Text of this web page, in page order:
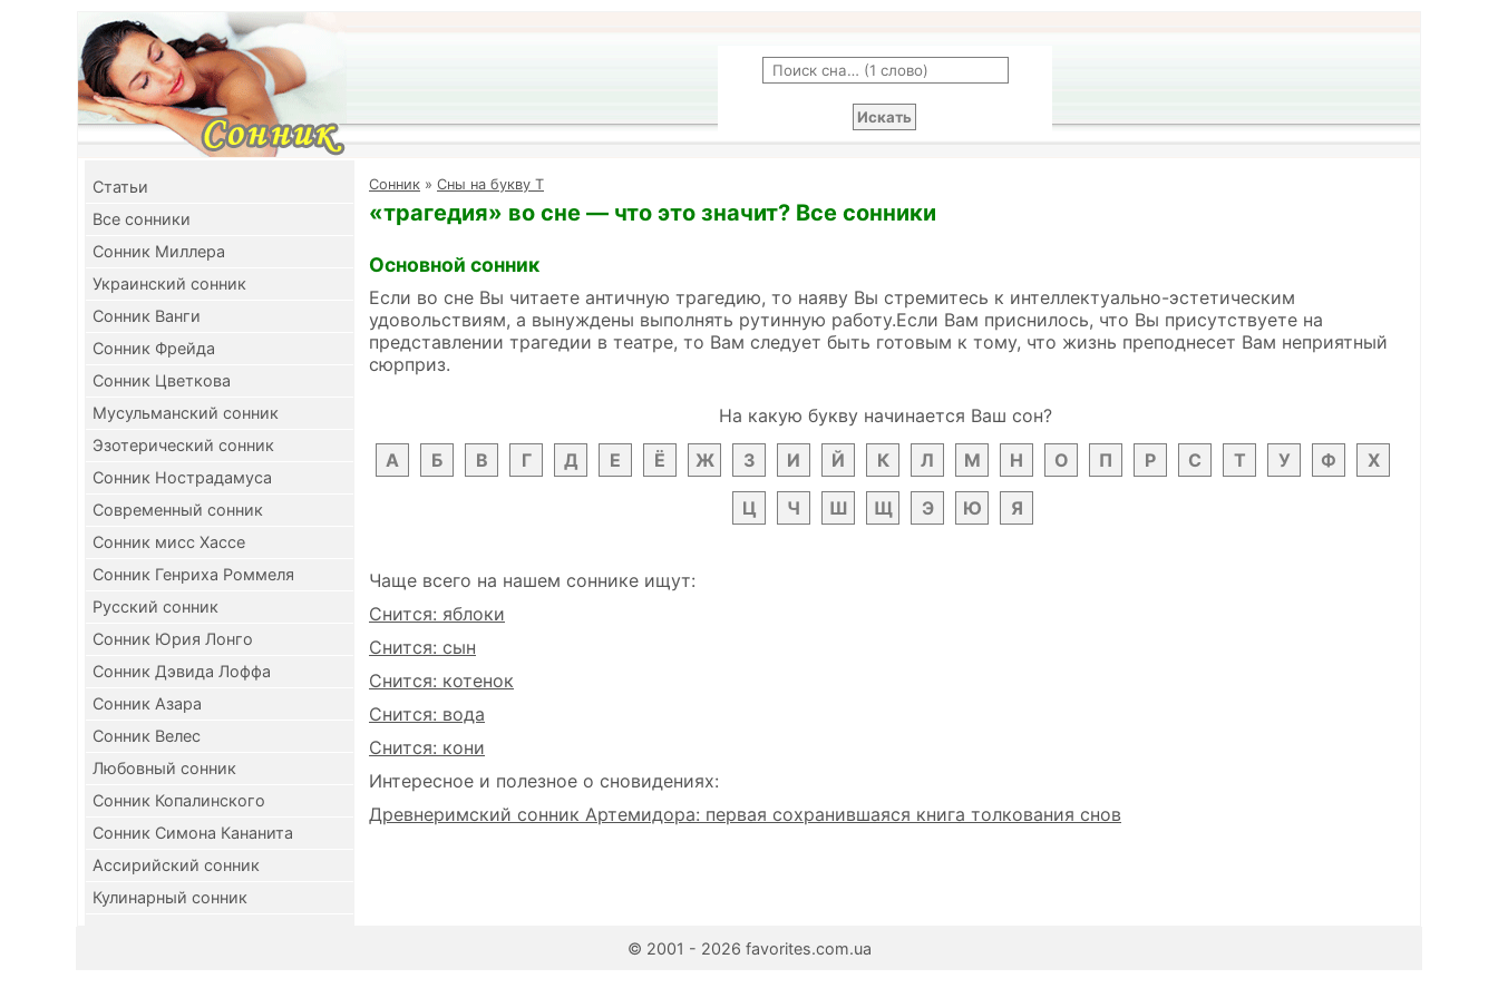
Cтатьи
Все сонники
Сонник Миллера
Украинский сонник
Сонник Ванги
Сонник Фрейда
Сонник Цветкова
Мусульманский сонник
Эзотерический сонник
Сонник Нострадамуса
Современный сонник
Сонник мисс Хассе
Сонник Генриха Роммеля
Русский сонник
Сонник Юрия Лонго
Сонник Дэвида Лоффа
Сонник Азара
Сонник Велес
Любовный сонник
Сонник Копалинского
Сонник Симона Кананита
Ассирийский сонник
Кулинарный сонник
Cонник » Сны на букву Т
«трагедия» во сне — что это значит? Все сонники
Основной сонник
Если во сне Вы читаете античную трагедию, то наяву Вы стремитесь к интеллектуально-эстетическим
удовольствиям, а вынуждены выполнять рутинную работу.Если Вам приснилось, что Вы присутствуете на
представлении трагедии в театре, то Вам следует быть готовым к тому, что жизнь преподнесет Вам неприятный
сюрприз.
На какую букву начинается Ваш сон?
А
Б В Г Д Е Ё Ж З И Й К Л М Н О П Р С Т У Ф Х
Ц Ч Ш Щ Э Ю Я
Чаще всего на нашем соннике ищут:
Снится: яблоки
Снится: сын
Снится: котенок
Снится: вода
Снится: кони
Интересное и полезное о сновидениях:
Древнеримский сонник Артемидора: первая сохранившаяся книга толкования снов
© 2001 - 2026 favorites.com.ua